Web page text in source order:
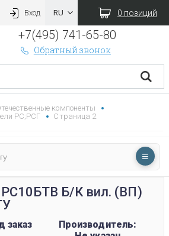
Вход 0 позиций
+7(495) 741-65-80
Обратный звонок
компоненты
РС;РСГ Страница 2
РС10БТВ Б/К вил. (ВП)
заказ
Производитель: